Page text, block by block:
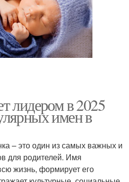
лидером в 2025
имен в
– это один из самых важных и
для родителей. Имя
жизнь, формирует его